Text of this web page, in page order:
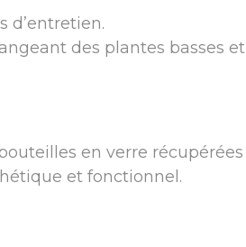
d’entretien.
des plantes basses et
en verre récupérées
et fonctionnel.